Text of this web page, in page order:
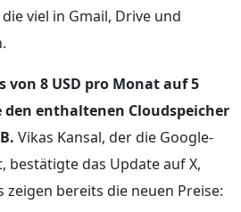
viel in Gmail, Drive und
von 8 USD pro Monat auf 5
den enthaltenen Cloudspeicher
Vikas Kansal, der die Google-
bestätigte das Update auf X,
bereits die neuen Preise: